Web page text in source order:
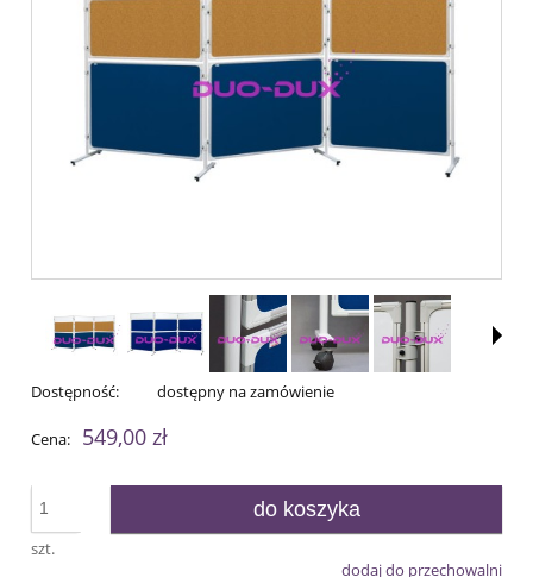
Dostępność: dostępny na zamówienie
Cena: 549,00 zł
szt.
do koszyka
dodaj do przechowalni